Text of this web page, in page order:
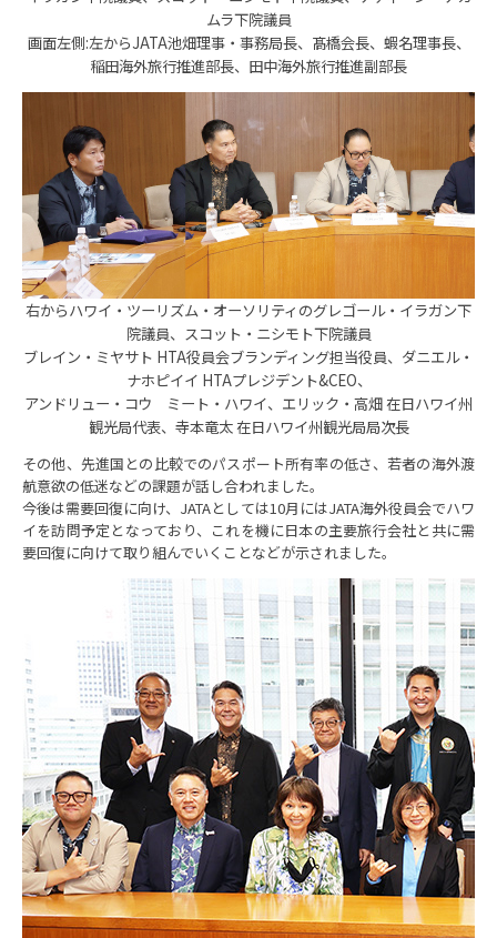
ムラ下院議員
画面左側:左からJATA池畑理事・事務局長、髙橋会長、蝦名理事長、
稲田海外旅行推進部長、田中海外旅行推進副部長
右からハワイ・ツーリズム・オーソリティのグレゴール・イラガン下
院議員、スコット・ニシモト下院議員
ブレイン・ミヤサト HTA役員会ブランディング担当役員、ダニエル・
ナホピイイ HTAプレジデント&CEO、
アンドリュー・コウ ミート・ハワイ、エリック・高畑 在日ハワイ州
観光局代表、寺本竜太 在日ハワイ州観光局局次長
その他、先進国との比較でのパスポート所有率の低さ、若者の海外渡
航意欲の低迷などの課題が話し合われました。
今後は需要回復に向け、JATAとしては10月にはJATA海外役員会でハワ
イを訪問予定となっており、これを機に日本の主要旅行会社と共に需
要回復に向けて取り組んでいくことなどが示されました。